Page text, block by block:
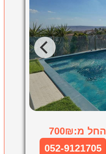
החל מ:700₪
052-9121705